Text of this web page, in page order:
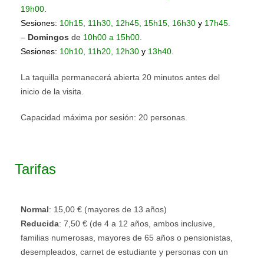
19h00
Sesiones: 10h15, 11h30, 12h45, 15h15, 16h30 y 17h45.
– Domingos de 10h00 a 15h00
Sesiones: 10h10, 11h20, 12h30 y 13h40
La taquilla permanecerá abierta 20 minutos antes del
inicio de la visita.
Capacidad máxima por sesión: 20 personas.
Tarifas
Normal: 15,00 € (mayores de 13 años)
Reducida: 7,50 € (de 4 a 12 años, ambos inclusive,
familias numerosas, mayores de 65 años o pensionistas,
desempleados, carnet de estudiante y personas con un